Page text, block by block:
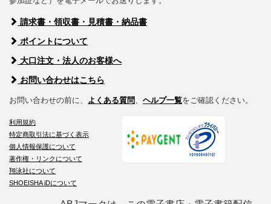
請求書・領収書・見積書・納品書
ポイントについて
大口注文・法人のお客様へ
お問い合わせはこちら
お問い合わせの前に、 よくある質問、 ヘルプ一覧をご確認ください。
利用規約
特定商取引法に基づく表示
個人情報保護について
著作権・リンクについて
翔泳社について
SHOEISHA iDについて